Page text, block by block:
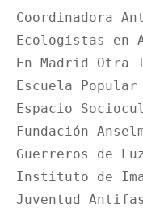
Coordinadora
Ecologistas en
En Madrid
Escuela
Espacio
Fundación
Guerreros de
Instituto de
Juventud